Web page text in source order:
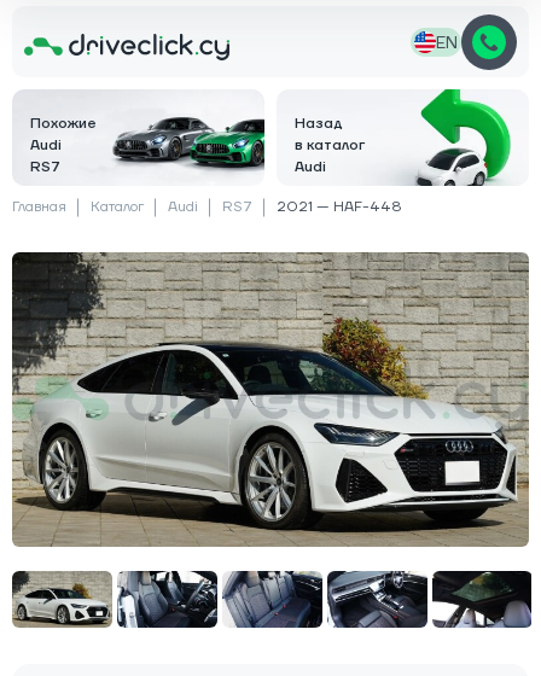
EN
Похожие
Audi
RS7
Назад
в каталог
Audi
Главная Каталог Audi RS7 2021 — HAF-448